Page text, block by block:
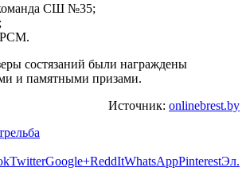
команда СШ №35;
состязаний были награждены
и памятными призами.
Источник: onlinebrest.by
TwitterGoogle+ReddItWhatsAppPinterestЭл.